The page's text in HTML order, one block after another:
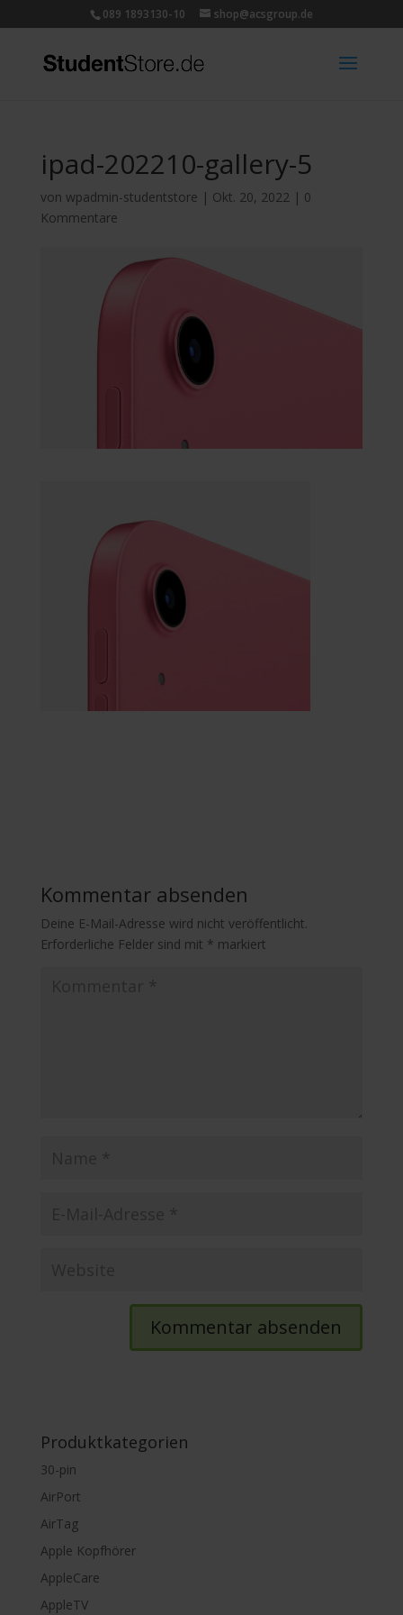
089 1893130-10 shop@acsgroup.de
ipad-202210-gallery-5
von wpadmin-studentstore | Okt. 20, 2022| 0
Kommentare
Kommentar absenden
Deine E-Mail-Adresse wird nicht veröffentlicht.
Erforderliche Felder sind mit * markiert
Produktkategorien
30-pin
AirPort
AirTag
Apple Kopfhörer
AppleCare
AppleTV